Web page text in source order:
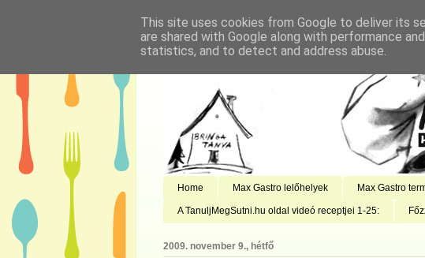
Home Max Gastro lelőhelyek Max Gastro
A TanuljMegSutni.hu oldal videó receptjei 1-25:
2009. november 9., hétfő
This site uses cookies from Google to deliver its
are shared with Google along with performance
statistics, and to detect and address abuse.